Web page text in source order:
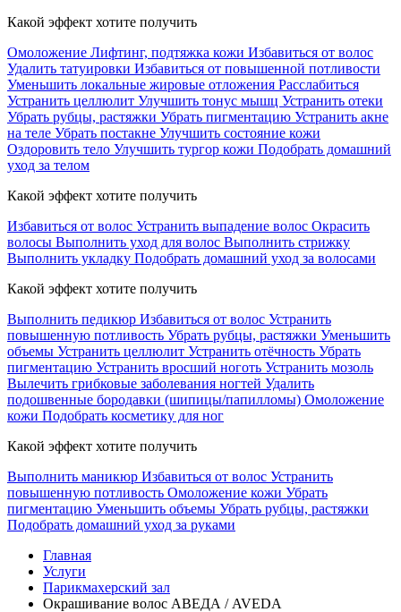
Какой эффект хотите получить
Омоложение Лифтинг, подтяжка кожи Избавиться от волос
Удалить татуировки Избавиться от повышенной потливости
Уменьшить локальные жировые отложения Расслабиться
Устранить целлюлит Улучшить тонус мышц Устранить отеки
Убрать рубцы, растяжки Убрать пигментацию Устранить акне
на теле Убрать постакне Улучшить состояние кожи
Оздоровить тело Улучшить тургор кожи Подобрать домашний
уход за телом
Какой эффект хотите получить
Избавиться от волос Устранить выпадение волос Окрасить
волосы Выполнить уход для волос Выполнить стрижку
Выполнить укладку Подобрать домашний уход за волосами
Какой эффект хотите получить
Выполнить педикюр Избавиться от волос Устранить
повышенную потливость Убрать рубцы, растяжки Уменьшить
объемы Устранить целлюлит Устранить отёчность Убрать
пигментацию Устранить вросший ноготь Устранить мозоль
Вылечить грибковые заболевания ногтей Удалить
подошвенные бородавки (шипицы/папилломы) Омоложение
кожи Подобрать косметику для ног
Какой эффект хотите получить
Выполнить маникюр Избавиться от волос Устранить
повышенную потливость Омоложение кожи Убрать
пигментацию Уменьшить объемы Убрать рубцы, растяжки
Подобрать домашний уход за руками
Главная
Услуги
Парикмахерский зал
Окрашивание волос АВЕДА / AVEDA